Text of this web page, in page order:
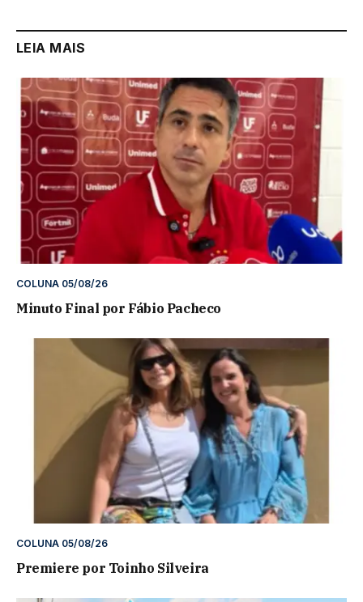
LEIA MAIS
COLUNA 05/08/26
Minuto Final por Fábio Pacheco
COLUNA 05/08/26
Premiere por Toinho Silveira